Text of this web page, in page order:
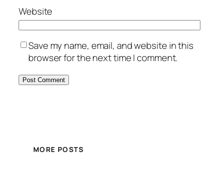
Website
Save my name, email, and website in this
browser for the next time I comment.
MORE POSTS